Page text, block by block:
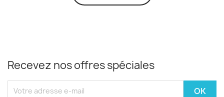
Recevez nos offres spéciales